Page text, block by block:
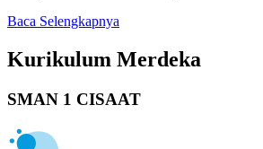
Baca Selengkapnya
Kurikulum Merdeka
SMAN 1 CISAAT